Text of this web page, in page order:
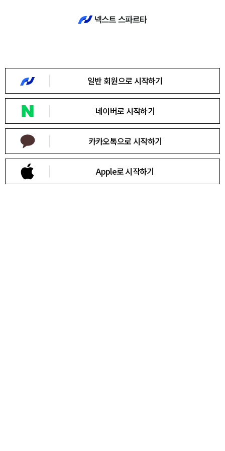
회원가입
유형
바로가기
일반 회원으로 시작하기
네이버로 시작하기
카카오톡으로 시작하기
Apple로 시작하기